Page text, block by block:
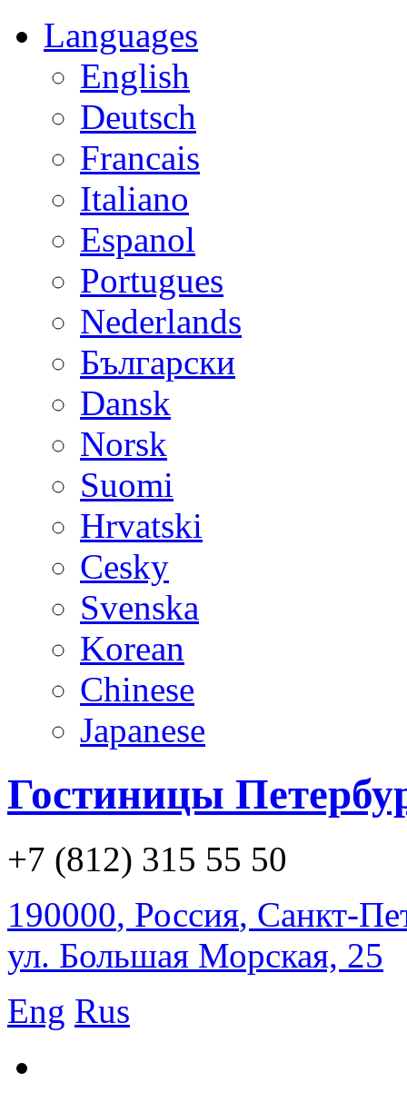
Languages
English
Deutsch
Francais
Italiano
Espanol
Portugues
Nederlands
Български
Dansk
Norsk
Suomi
Hrvatski
Cesky
Svenska
Korean
Chinese
Japanese
Гостиницы
+7 (812) 315 55 50
190000, Россия, Санкт-
ул. Большая Морская, 25
Eng Rus